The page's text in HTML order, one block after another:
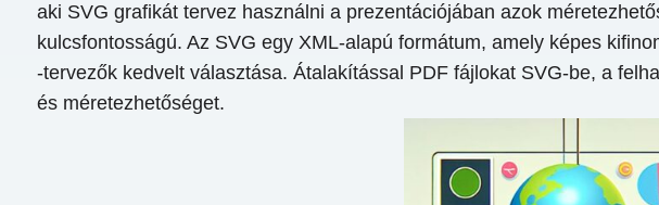
aki SVG grafikát tervez használni a prezentációjában azok
kulcsfontosságú. Az SVG egy XML-alapú formátum, amely képes
-tervezők kedvelt választása. Átalakítással PDF fájlokat SVG-be, a
és méretezhetőséget.